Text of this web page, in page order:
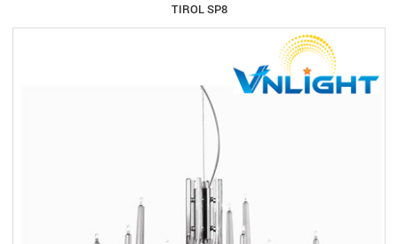
TIROL SP8